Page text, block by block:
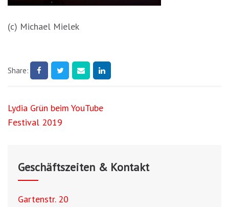
(c) Michael Mielek
Share:
Beitragsnavigation
Lydia Grün beim YouTube
Festival 2019
Geschäftszeiten & Kontakt
Gartenstr. 20